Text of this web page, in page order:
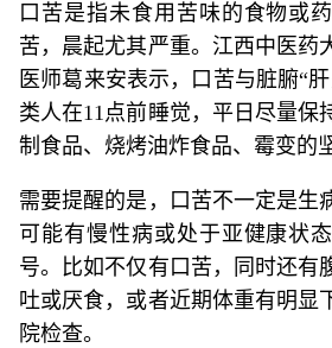
口苦是指未食用苦味的食物或
苦，晨起尤其严重。江西中医药
医师葛来安表示，口苦与脏腑“
类人在11点前睡觉，平日尽量保
制食品、烧烤油炸食品、霉变的
需要提醒的是，口苦不一定是生
可能有慢性病或处于亚健康状
号。比如不仅有口苦，同时还有
吐或厌食，或者近期体重有明显
院检查。